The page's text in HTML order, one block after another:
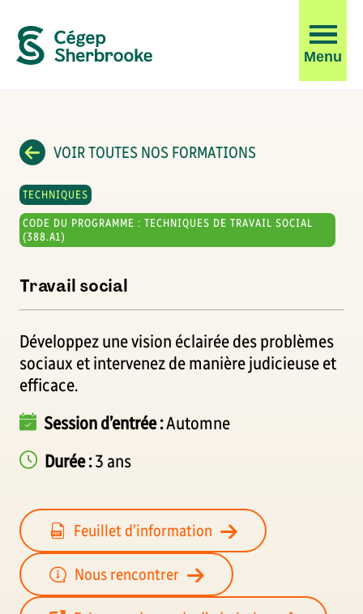
la
Menu
VOIR TOUTES NOS FORMATIONS
TECHNIQUES
CODE DU PROGRAMME : TECHNIQUES DE TRAVAIL SOCIAL
(388.A1)
Travail social
Développez une vision éclairée des problèmes
sociaux et intervenez de manière judicieuse et
efficace.
Session d’entrée :Automne
Durée :3 ans
Feuillet d’information
Nous rencontrer